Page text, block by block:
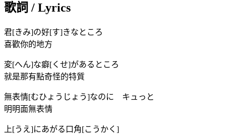
歌詞 / Lyrics
君[きみ]の好[す]きなところ
喜歡你的地方
変[へん]な癖[くせ]があるところ
就是那有點奇怪的特質
無表情[むひょうじょう]なのに キュっと
明明面無表情
上[うえ]にあがる口角[こうかく]